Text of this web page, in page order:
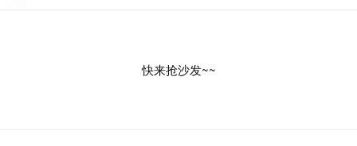
快来抢沙发~~